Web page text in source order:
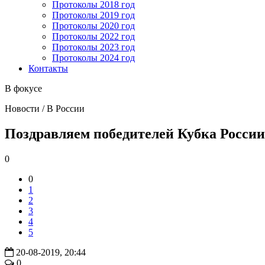
Протоколы 2018 год
Протоколы 2019 год
Протоколы 2020 год
Протоколы 2022 год
Протоколы 2023 год
Протоколы 2024 год
Контакты
В фокусе
Новости / В России
Поздравляем победителей Кубка
0
0
1
2
3
4
5
20-08-2019, 20:44
0